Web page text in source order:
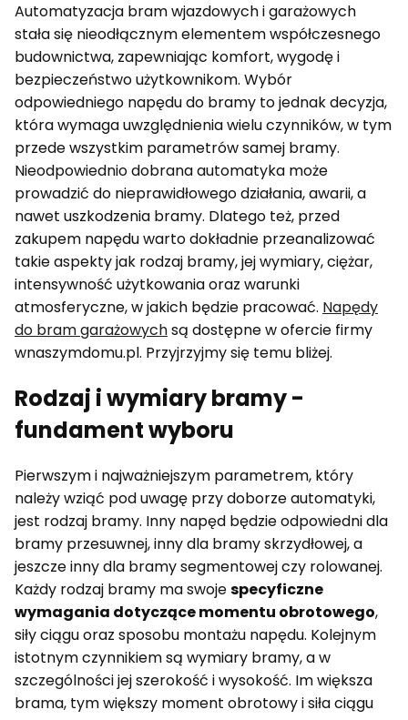
Automatyzacja bram wjazdowych i garażowych
stała się nieodłącznym elementem współczesnego
budownictwa, zapewniając komfort, wygodę i
bezpieczeństwo użytkownikom. Wybór
odpowiedniego napędu do bramy to jednak decyzja,
która wymaga uwzględnienia wielu czynników, w tym
przede wszystkim parametrów samej bramy.
Nieodpowiednio dobrana automatyka może
prowadzić do nieprawidłowego działania, awarii, a
nawet uszkodzenia bramy. Dlatego też, przed
zakupem napędu warto dokładnie przeanalizować
takie aspekty jak rodzaj bramy, jej wymiary, ciężar,
intensywność użytkowania oraz warunki
atmosferyczne, w jakich będzie pracować. Napędy
do bram garażowychsą dostępne w ofercie firmy
wnaszymdomu.pl. Przyjrzyjmy się temu bliżej.
Rodzaj i wymiary bramy -
fundament wyboru
Pierwszym i najważniejszym parametrem, który
należy wziąć pod uwagę przy doborze automatyki,
jest rodzaj bramy. Inny napęd będzie odpowiedni dla
bramy przesuwnej, inny dla bramy skrzydłowej, a
jeszcze inny dla bramy segmentowej czy rolowanej.
Każdy rodzaj bramy ma swojespecyficzne
wymagania dotyczące momentu obrotowego,
siły ciągu oraz sposobu montażu napędu. Kolejnym
istotnym czynnikiem są wymiary bramy, a w
szczególności jej szerokość i wysokość. Im większa
brama, tym większy moment obrotowy i siła ciągu